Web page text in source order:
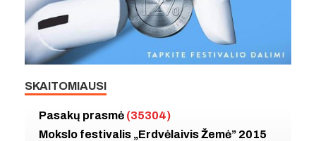
SKAITOMIAUSI
Pasakų prasmė (35304)
Mokslo festivalis „Erdvėlaivis Žemė” 2015